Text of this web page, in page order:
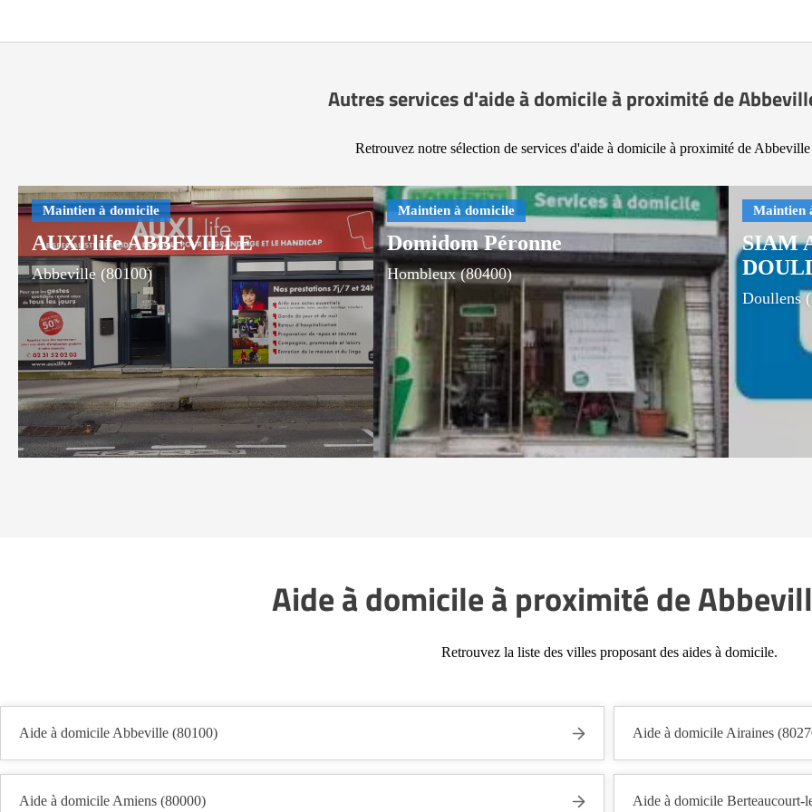
Autres services d'aide à domicile à proximité de
Retrouvez notre sélection de services d'aide à domicile à proximité de
AUXI'life ABBEVILLE
Abbeville (80100)
Domidom Péronne
Hombleux (80400)
SIAM
Doullens
Aide à domicile à proximité de
Retrouvez la liste des villes proposant des aides à domicile.
Aide à domicile Abbeville (80100) Aide à domicile Airaines
Aide à domicile Amiens (80000) Aide à domicile Berteaucourt-